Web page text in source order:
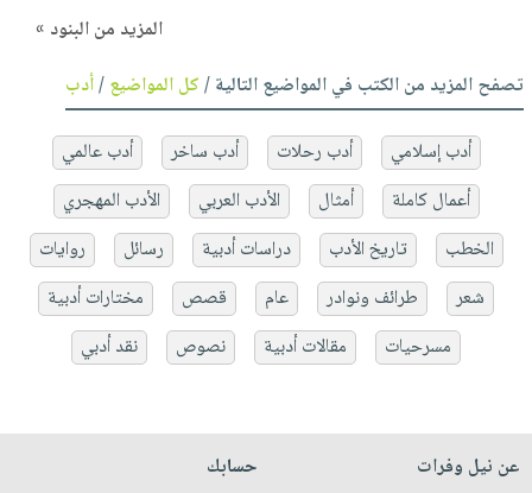
المزيد من البنود »
تصفح المزيد من الكتب في المواضيع التالية /كل المواضيع/أدب
أدب إسلامي أدب رحلات أدب ساخر
أدب عالمي
أعمال كاملة
أمثال الأدب العربي
الأدب المهجري
الخطب
تاريخ الأدب دراسات أدبية رسائل
روايات
شعر
طرائف ونوادر عام قصص
مختارات أدبية
مسرحيات
مقالات أدبية نصوص نقد أدبي
عن نيل وفرات
حسابك